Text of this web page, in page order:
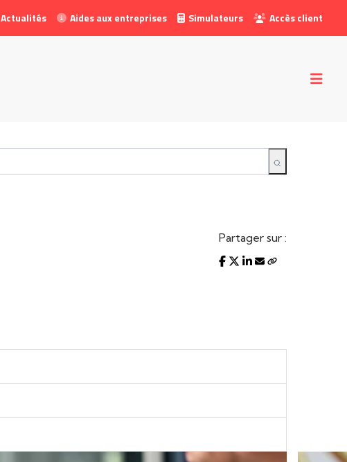
Actualités Aides aux entreprises Simulateurs Accès client
Partager sur :